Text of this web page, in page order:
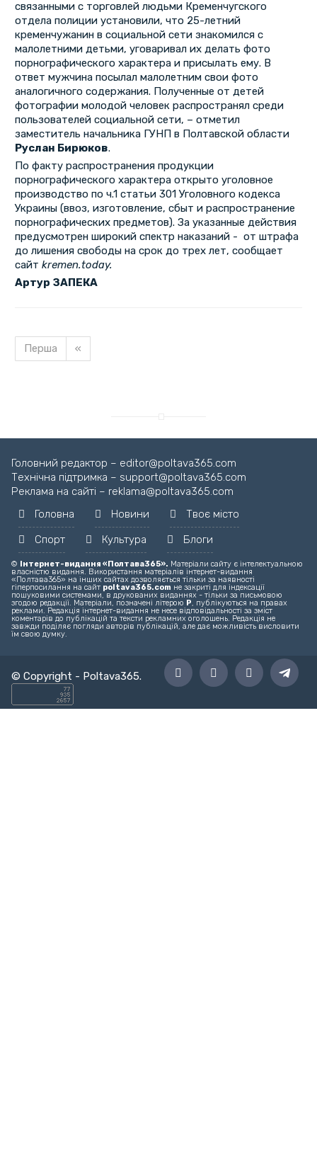
связанными с торговлей людьми Кременчугского
отдела полиции установили, что 25-летний
кременчужанин в социальной сети знакомился с
малолетними детьми, уговаривал их делать фото
порнографического характера и присылать ему. В
ответ мужчина посылал малолетним свои фото
аналогичного содержания. Полученные от детей
фотографии молодой человек распространял среди
пользователей социальной сети, – отметил
заместитель начальника ГУНП в Полтавской области
Руслан Бирюков.
По факту распространения продукции
порнографического характера открыто уголовное
производство по ч.1 статьи 301 Уголовного кодекса
Украины (ввоз, изготовление, сбыт и распространение
порнографических предметов). За указанные действия
предусмотрен широкий спектр наказаний - от штрафа
до лишения свободы на срок до трех лет, сообщает
сайт kremen.today.
Артур ЗАПЕКА
Перша «
Завантажуємо новину...
Головний редактор – editor@poltava365.com
Технічна підтримка – support@poltava365.com
Реклама на сайті – reklama@poltava365.com
Головна
Новини
Твоє місто
Спорт
Інтернет-видання «Полтава365».
Матеріали сайту є інтелектуальною
власністю видання. Використання матеріалів інтернет-видання
«Полтава365» на інших сайтах дозволяється тільки за наявності
гіперпосилання на сайт
пошуковими системами, в друкованих виданнях - тільки за письмовою
згодою редакції. Матеріали, позначені літерою